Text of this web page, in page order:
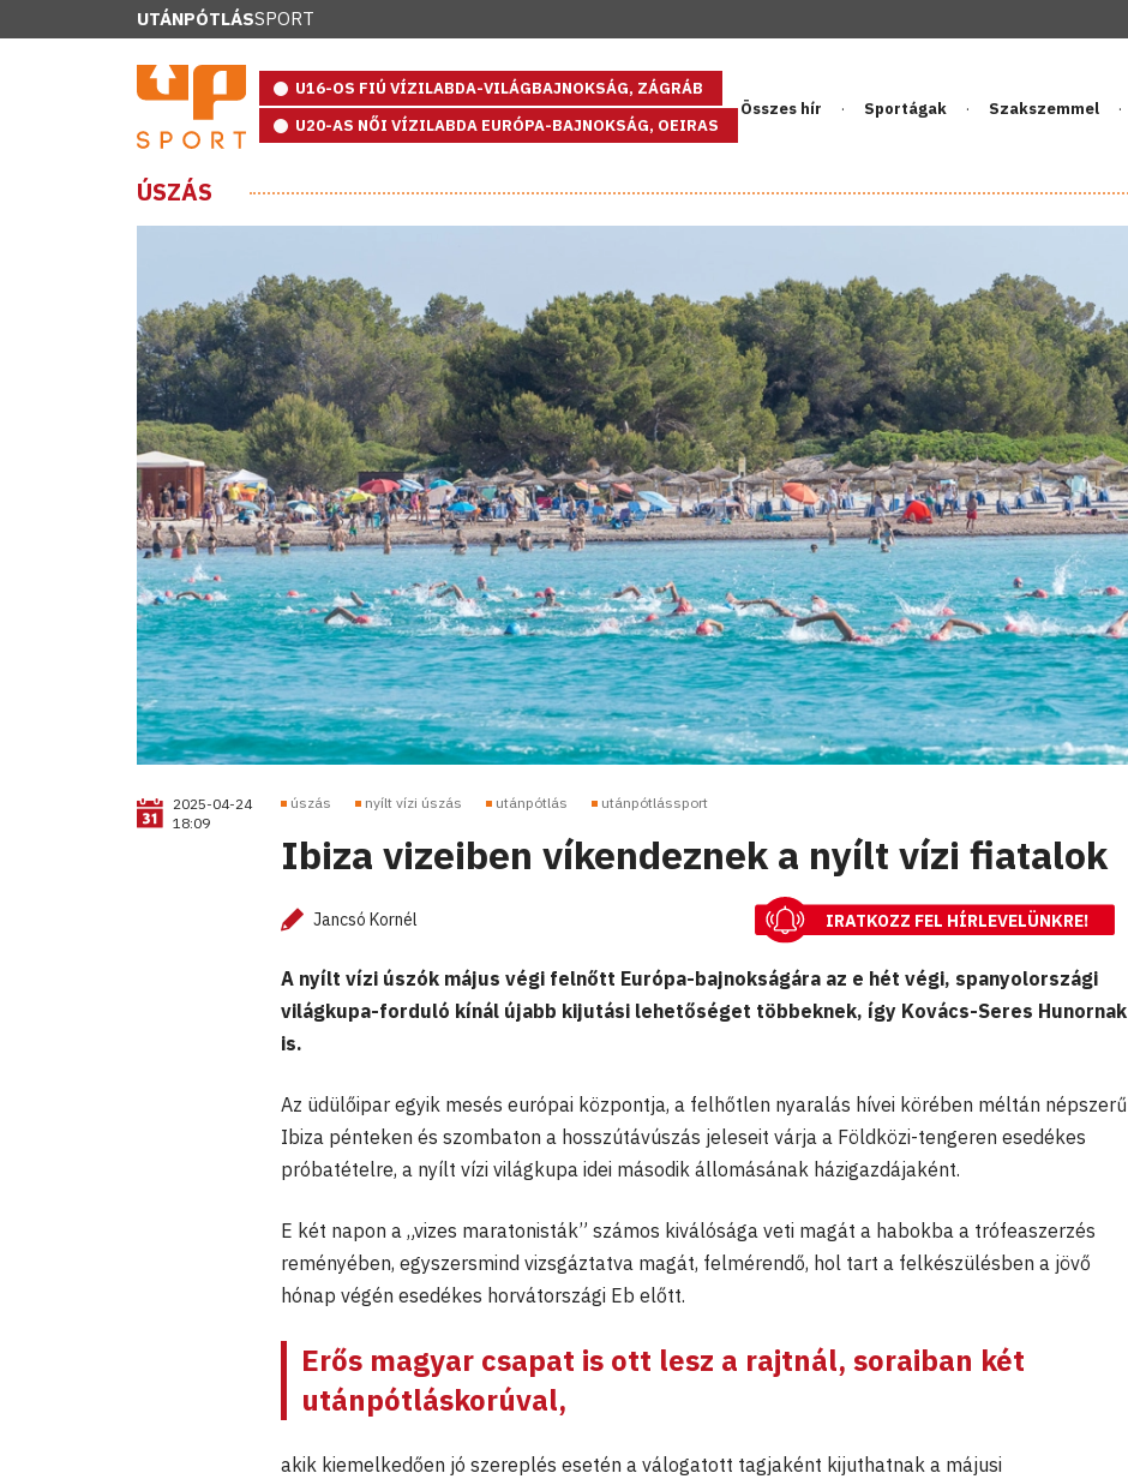
UTÁNPÓTLÁSSPORT
U16-OS FIÚ VÍZILABDA-VILÁGBAJNOKSÁG, ZÁGRÁB
U20-AS NŐI VÍZILABDA EURÓPA-BAJNOKSÁG, OEIRAS
Összes hír Sportágak Szakszemmel
ÚSZÁS
2025-04-24
18:09
úszás nyílt vízi úszás utánpótlás utánpótlássport
Ibiza vizeiben víkendeznek a nyílt vízi fiatalok
Jancsó Kornél IRATKOZZ FEL HÍRLEVELÜNKRE!
A nyílt vízi úszók május végi felnőtt Európa-bajnokságára az e hét végi, spanyolországi
világkupa-forduló kínál újabb kijutási lehetőséget többeknek, így Kovács-Seres Hunornak
is.
Az üdülőipar egyik mesés európai központja, a felhőtlen nyaralás hívei körében méltán népszerű
Ibiza pénteken és szombaton a hosszútávúszás jeleseit várja a Földközi-tengeren esedékes
próbatételre, a nyílt vízi világkupa idei második állomásának házigazdájaként.
E két napon a „vizes maratonisták” számos kiválósága veti magát a habokba a trófeaszerzés
reményében, egyszersmind vizsgáztatva magát, felmérendő, hol tart a felkészülésben a jövő
hónap végén esedékes horvátországi Eb előtt.
Erős magyar csapat is ott lesz a rajtnál, soraiban két
utánpótláskorúval,
akik kiemelkedően jó szereplés esetén a válogatott tagjaként kijuthatnak a májusi